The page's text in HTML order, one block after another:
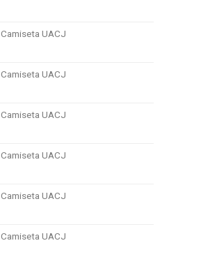
Camiseta UACJ
Camiseta UACJ
Camiseta UACJ
Camiseta UACJ
Camiseta UACJ
Camiseta UACJ